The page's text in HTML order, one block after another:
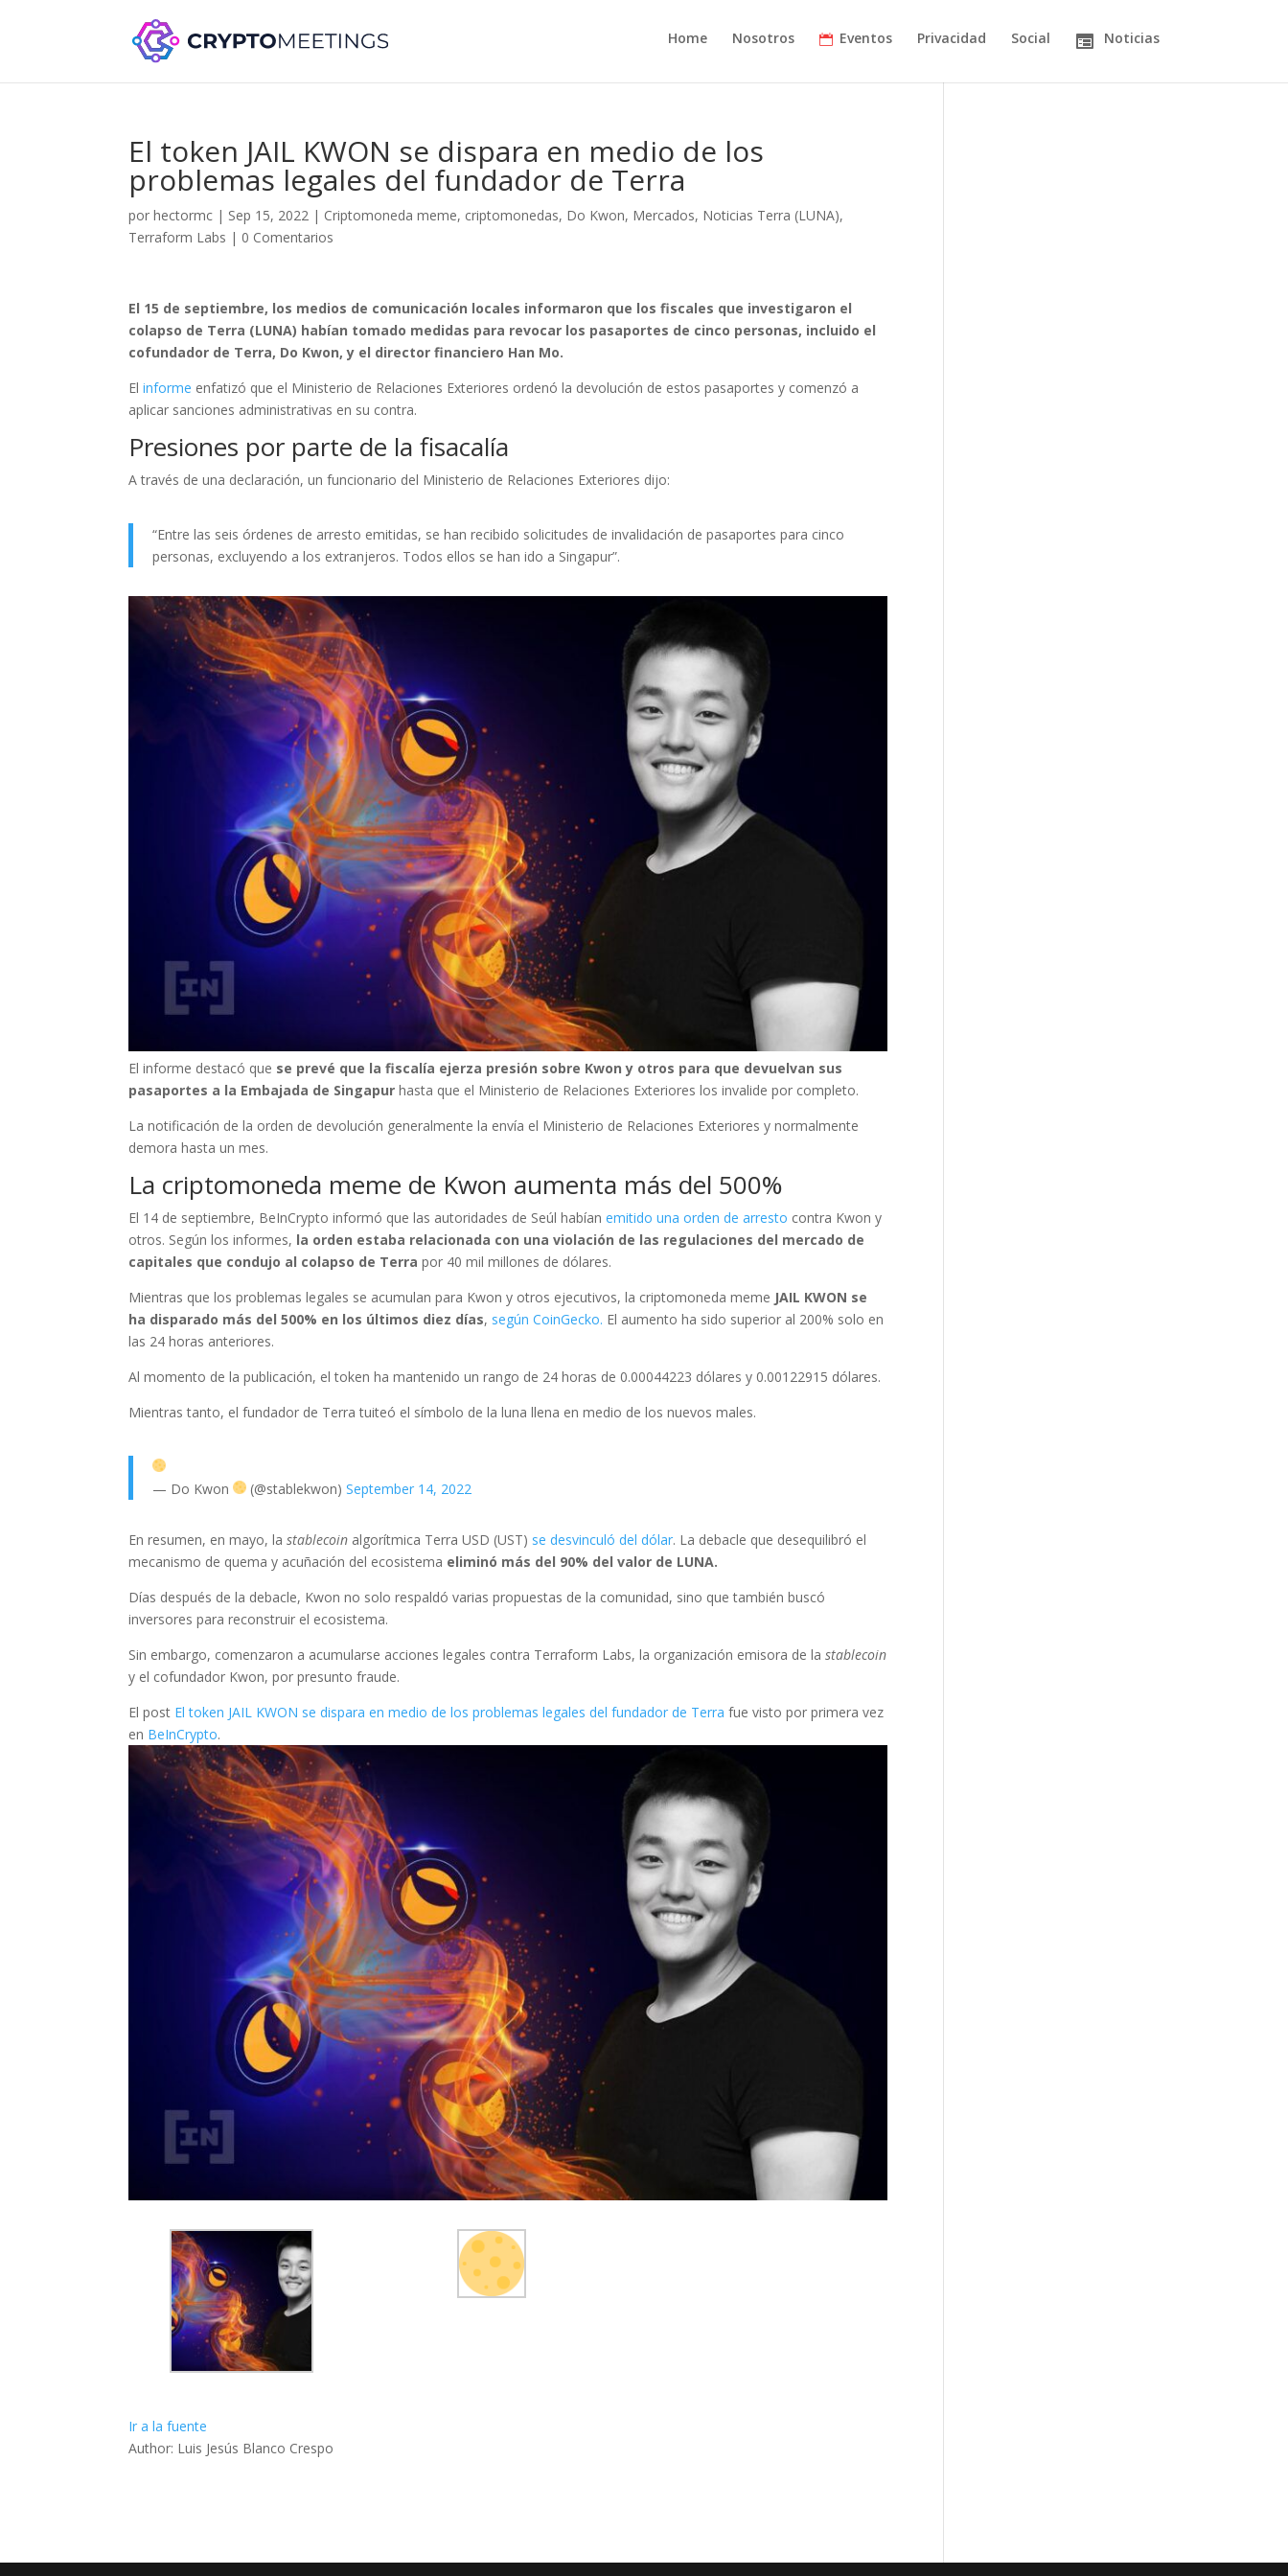
Home Nosotros Eventos Privacidad Social Noticias
El token JAIL KWON se dispara en medio de los
problemas legales del fundador de Terra
porhectormc | Sep 15, 2022 | Criptomoneda meme, criptomonedas, Do Kwon, Mercados, Noticias Terra (LUNA),
Terraform Labs | 0 Comentarios
El 15 de septiembre, los medios de comunicación locales informaron que los fiscales que investigaron el
colapso de Terra (LUNA) habían tomado medidas para revocar los pasaportes de cinco personas, incluido el
cofundador de Terra, Do Kwon, y el director financiero Han Mo.
Elinforme enfatizó que el Ministerio de Relaciones Exteriores ordenó la devolución de estos pasaportes y comenzó a
aplicar sanciones administrativas en su contra.
Presiones por parte de la fisacalía
A través de una declaración, un funcionario del Ministerio de Relaciones Exteriores dijo:
“Entre las seis órdenes de arresto emitidas, se han recibido solicitudes de invalidación de pasaportes para cinco
personas, excluyendo a los extranjeros. Todos ellos se han ido a Singapur”.
El informe destacó que se prevé que la fiscalía ejerza presión sobre Kwon y otros para que devuelvan sus
pasaportes a la Embajada de Singapur hasta que el Ministerio de Relaciones Exteriores los invalide por completo.
La notificación de la orden de devolución generalmente la envía el Ministerio de Relaciones Exteriores y normalmente
demora hasta un mes.
La criptomoneda meme de Kwon aumenta más del 500%
El 14 de septiembre, BeInCrypto informó que las autoridades de Seúl habíanemitido una orden de arresto contra Kwon y
otros. Según los informes, la orden estaba relacionada con una violación de las regulaciones del mercado de
capitales que condujo al colapso de Terra por 40 mil millones de dólares.
Mientras que los problemas legales se acumulan para Kwon y otros ejecutivos, la criptomoneda meme JAIL KWON se
ha disparado más del 500% en los últimos diez días, según CoinGecko. El aumento ha sido superior al 200% solo en
las 24 horas anteriores.
Al momento de la publicación, el token ha mantenido un rango de 24 horas de 0.00044223 dólares y 0.00122915 dólares.
Mientras tanto, el fundador de Terra tuiteó el símbolo de la luna llena en medio de los nuevos males.
— Do Kwon (@stablekwon)September 14, 2022
En resumen, en mayo, lastablecoin algorítmica Terra USD (UST) se desvinculó del dólar. La debacle que desequilibró el
mecanismo de quema y acuñación del ecosistema eliminó más del 90% del valor de LUNA.
Días después de la debacle, Kwon no solo respaldó varias propuestas de la comunidad, sino que también buscó
inversores para reconstruir el ecosistema.
Sin embargo, comenzaron a acumularse acciones legales contra Terraform Labs, la organización emisora ​​de lastablecoin
y el cofundador Kwon, por presunto fraude.
El post El token JAIL KWON se dispara en medio de los problemas legales del fundador de Terra fue visto por primera vez
en BeInCrypto.
Ir a la fuente
Author: Luis Jesús Blanco Crespo